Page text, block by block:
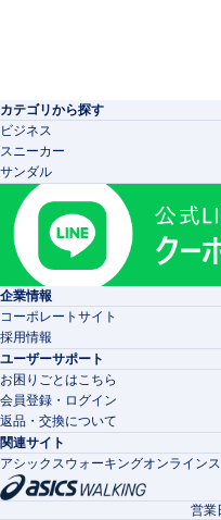
カテゴリから探す
ビジネス
スニーカー
サンダル
企業情報
コーポレートサイト
採用情報
ユーザーサポート
お困りごとはこちら
会員登録・ログイン
返品・交換について
関連サイト
アシックスウォーキングオンライン
営業